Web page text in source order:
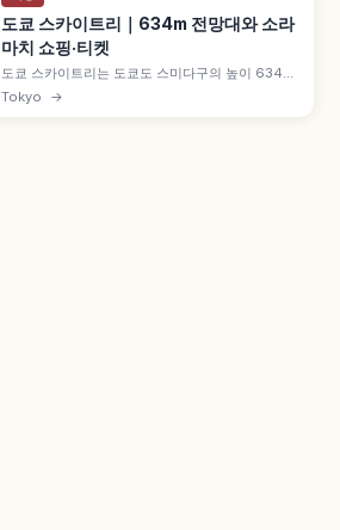
도쿄 스카이트리｜634m 전망대와 소라
마치 쇼핑·티켓
도쿄 스카이트리는 도쿄도 스미다구의 높이 634m
자립식 전파탑으로, 2012년 개업한 도쿄 랜드마크
입니다. 350m 템보 데크와 450m 템보 회랑 두 전
Tokyo →